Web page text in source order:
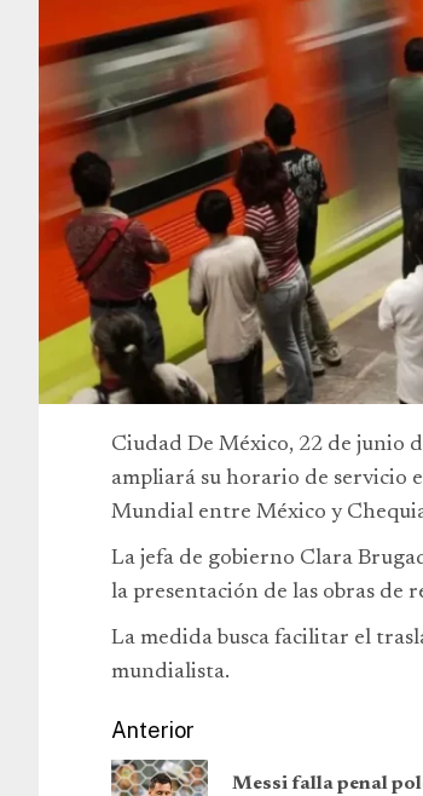
Ciudad De México, 22 de junio
ampliará su horario de servicio
Mundial entre México y
La jefa de gobierno Clara
la presentación de las obras de
La medida busca facilitar el
mundialista.
Anterior
Messi falla penal